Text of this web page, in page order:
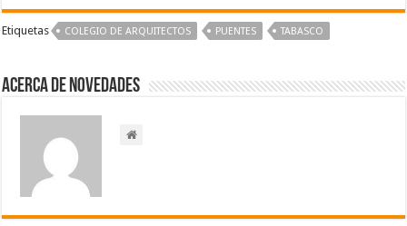
Etiquetas COLEGIO DE ARQUITECTOS PUENTES TABASCO
Acerca de NOVEDADES